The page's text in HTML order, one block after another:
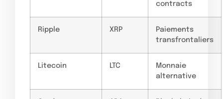
contracts
Ripple XRP
Paiements
transfrontaliers
Litecoin LTC
Monnaie
alternative